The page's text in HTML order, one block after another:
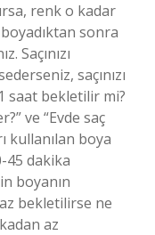
renk o kadar
sonra
Saçınızı
saçınızı
saat bekletilir mi?
ve “Evde saç
kullanılan boya
45 dakika
boyanın
bekletilirse ne
az